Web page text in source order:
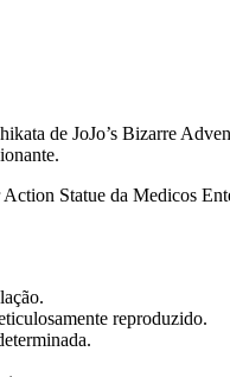
de JoJo’s Bizarre
Statue da Medicos
reproduzido.